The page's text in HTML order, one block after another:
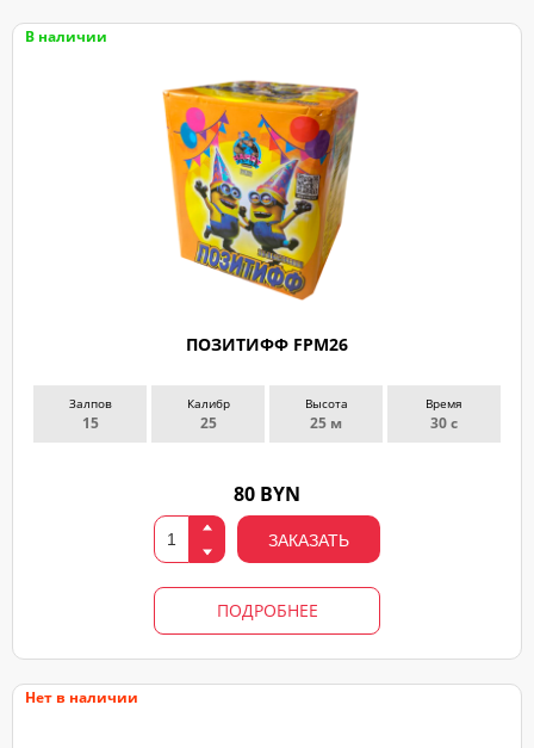
В наличии
ПОЗИТИФФ FPM26
Залпов
15
Калибр
25
Высота
25 м
Время
30 с
80 BYN
ЗАКАЗАТЬ
ПОДРОБНЕЕ
Нет в наличии